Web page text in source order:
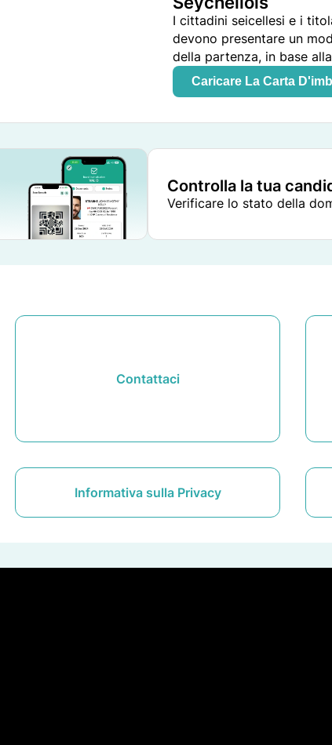
I cittadini seicellesi e i
devono presentare un
della partenza, in base
Caricare La Carta
Controlla la tua
Verificare lo stato della
Contattaci
Informativa sulla Privacy